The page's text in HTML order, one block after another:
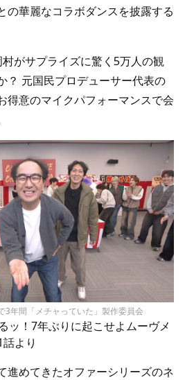
の華麗なコラボダンスを披露する
がサプライズに驚く5万人の観
？ 元国民プロデューサー代表の
得意のマイクパフォーマンスで会
3年間「メチャっていた」製作委員会
ッ！7年ぶりに起こせよムーヴメ
より
進めてきたオファーシリーズのネ